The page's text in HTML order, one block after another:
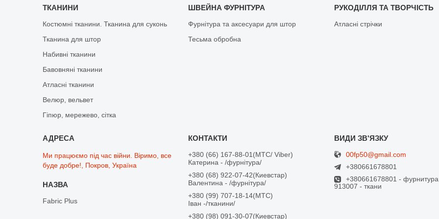
ТКАНИНИ
Костюмні тканини. Тканина для суконь
Тканина для штор
Набивні тканини
Бавовняні тканини
Атласні тканини
Велюр, вельвет
Гіпюр, мережево, сітка
ШВЕЙНА ФУРНІТУРА
Фурнітура та аксесуари для штор
Тесьма обробна
РУКОДІЛЛЯ ТА ТВОРЧІСТЬ
Атласні стрічки
Ми працюємо під час війни. Віримо, все
буде добре!, Покров, Україна
Fabric Plus
+380 (66) 167-88-01 МТС/ Viber
Катерина - /фурнітура/
+380 (68) 922-07-42 Киевстар
Валентина - /фурнітура/
+380 (99) 707-18-14 МТС
Іван -/тканини/
+380 (98) 091-30-07 Киевстар
00fp50@gmail.com
+380661678801
+380661678801 -
913007 - ткани